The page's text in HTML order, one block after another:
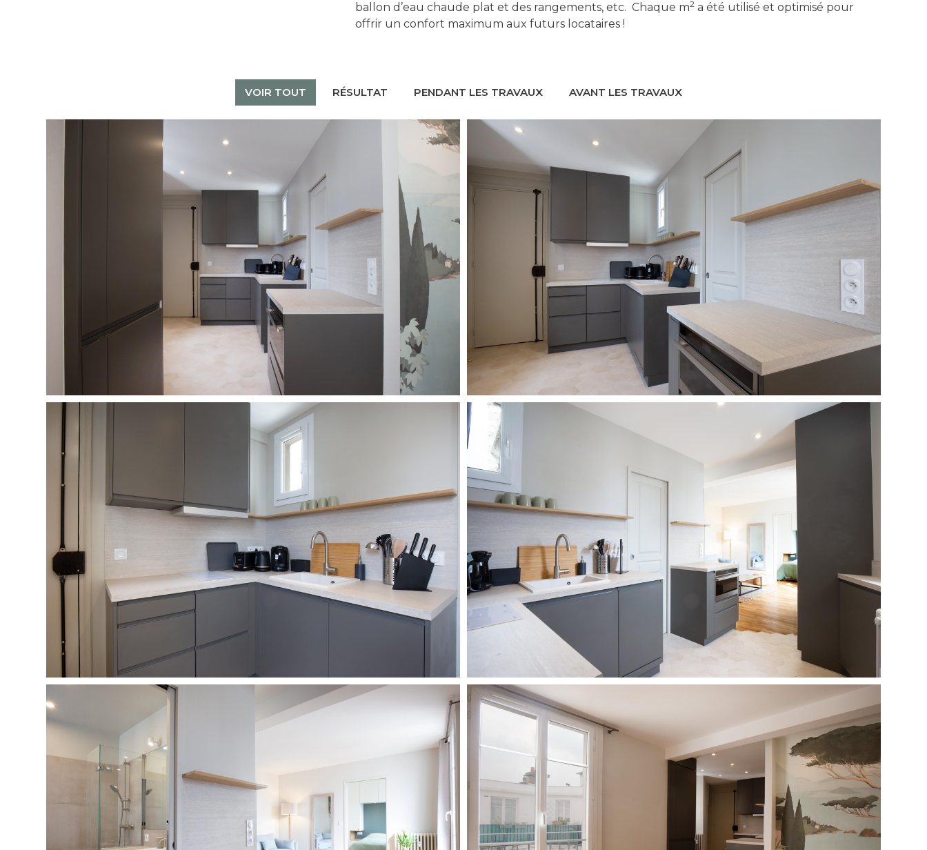
ballon d’eau chaude plat et des rangements, etc. Chaque m2a été utilisé et optimisé pour
offrir un confort maximum aux futurs locataires !
VOIR TOUT RÉSULTAT PENDANT LES TRAVAUX AVANT LES TRAVAUX